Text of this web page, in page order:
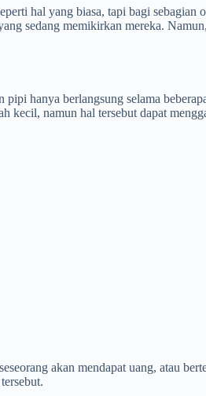
hal yang biasa, tapi bagi sebagian
sedang memikirkan mereka.
hanya berlangsung selama
kecil, namun hal tersebut dapat
akan mendapat uang, atau